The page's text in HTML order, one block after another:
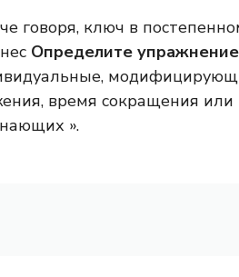
говоря, ключ в
Определите
время сокращения
».